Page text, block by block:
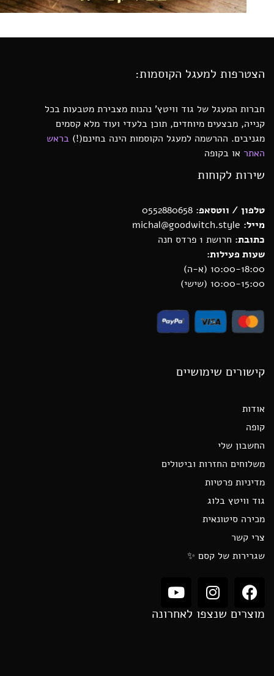
הצטרפות למעגל הקוסמות:
חברות המעגל של גוד וויטץ’ נהנות מצבירת מטבעות בכל
קנייה, מבצעים מיוחדים, תוכן בלעדי ועוד מלא קסמים
מגניבים. ההרשמה למעגל הקוסמות הינה בחינם(!) בראש
האתר או בקופה
שירות לקוחות
טלפון / ווטסאפ: 0552880658
מייל:
כתובת: חרושת 1 פרדס חנה
שעות פעילות:
10:00-18:00 (א-ה)
10:00-15:00 (שישי)
קישורים שימושיים
אודות
קופה
החשבון שלי
משלוחים החזרות וביטולים
מדיניות פרטיות
גוד וויטץ בלוג
מכירה סיטונאית
צרי קשר
שגרירות של קסם ✨
מוצרים שנצפו לאחרונה